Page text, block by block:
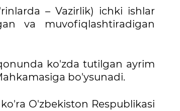
– Vazirlik) ichki ishlar
va muvofiqlashtiradigan
ko'zda tutilgan ayrim
bo'ysunadi.
O'zbekiston Respublikasi